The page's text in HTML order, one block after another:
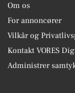
Om os
For annoncører
Vilkår og
Kontakt VORES
Administrer